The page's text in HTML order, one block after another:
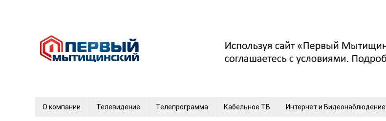
О компании Телевидение Телепрограмма Кабельное ТВ Интернет и Видеонаблюдение